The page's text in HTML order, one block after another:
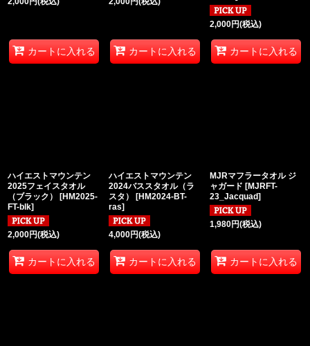
カートに入れる カートに入れる
2,000円(税込)
カートに入れる
ハイエストマウンテン
2025フェイスタオル
（ブラック）
[HM2025-
FT-blk]
2,000円(税込)
カートに入れる
ハイエストマウンテン
2024バススタオル（ラ
スタ）
[HM2024-BT-
ras]
4,000円(税込)
カートに入れる
MJRマフラータオル ジ
ャガード [MJRFT-
23_Jacquad]
1,980円(税込)
カートに入れる